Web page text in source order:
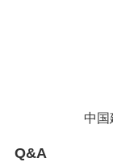
中国
Q&A